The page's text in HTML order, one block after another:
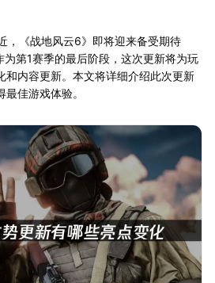
，《战地风云6》即将迎来备受期待
第1赛季的最后阶段，这次更新将为玩
和内容更新。本文将详细介绍此次更新
佳游戏体验。